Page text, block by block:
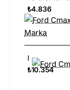
₺4.836
Ford Cmax 2011-2014 Arka Sağ iç Stop Orjinal
₺10.354